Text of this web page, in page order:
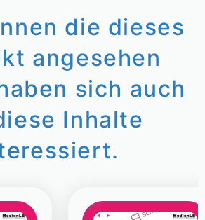
die dieses
angesehen
sich auch
Inhalte